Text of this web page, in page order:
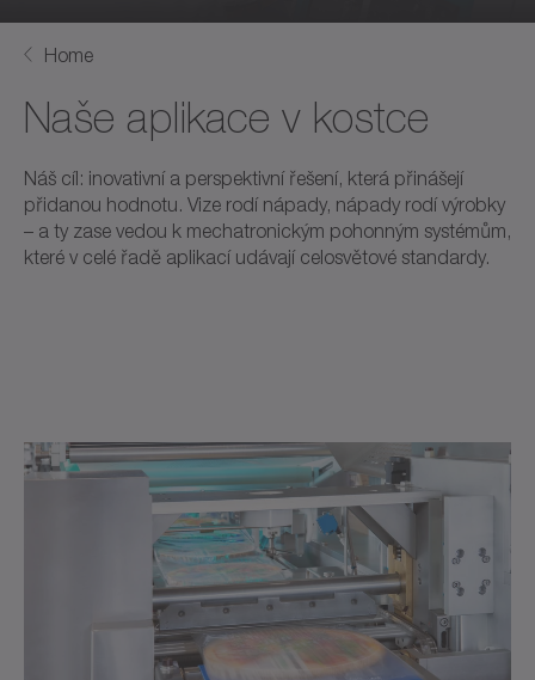
Home
Naše aplikace v kostce
Náš cíl: inovativní a perspektivní řešení, která přinášejí
přidanou hodnotu. Vize rodí nápady, nápady rodí výrobky
– a ty zase vedou k mechatronickým pohonným systémům,
které v celé řadě aplikací udávají celosvětové standardy.